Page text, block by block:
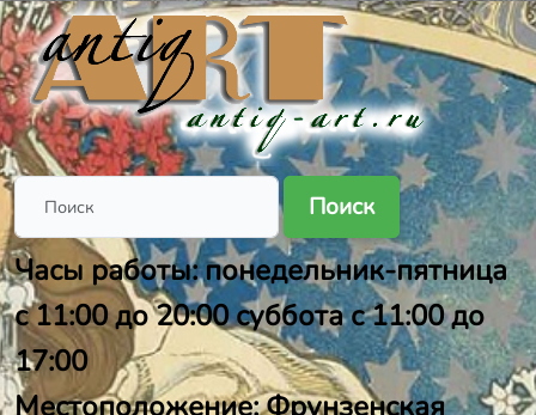
Поиск
Часы работы: понедельник-пятница
с 11:00 до 20:00 суббота с 11:00 до
17:00
Местоположение: Фрунзенская